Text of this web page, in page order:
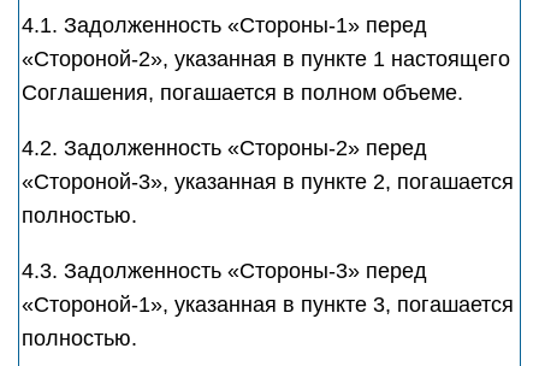
4.1. Задолженность «Стороны-1» перед
«Стороной-2», указанная в пункте 1 настоящего
Соглашения, погашается в полном объеме.
4.2. Задолженность «Стороны-2» перед
«Стороной-3», указанная в пункте 2, погашается
полностью.
4.3. Задолженность «Стороны-3» перед
«Стороной-1», указанная в пункте 3, погашается
полностью.